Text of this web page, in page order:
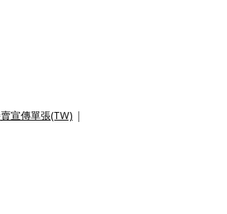
宣傳單張(TW) |